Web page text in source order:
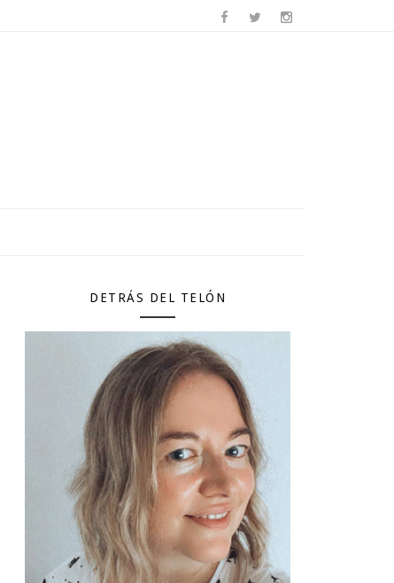
DETRÁS DEL TELÓN